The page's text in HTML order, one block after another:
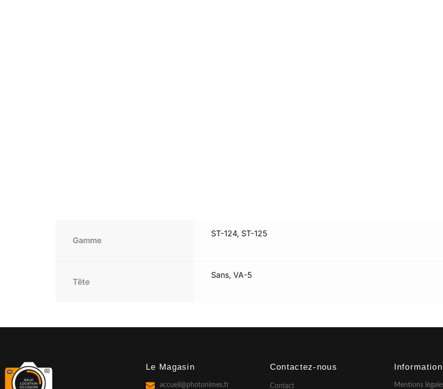
Gamme
ST-124, ST-125
Tête
Sans, VA-5
Le Magasin
accueil@photonimes.fr
Contactez-nous
Contact Mentions